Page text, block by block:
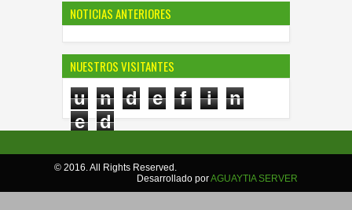
NOTICIAS ANTERIORES
NUESTROS VISITANTES
u n d e f i
n
e
d
© 2016. All Rights Reserved.
Desarrollado porAGUAYTIA SERVER